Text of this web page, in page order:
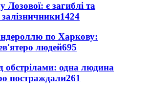
Лозової: є загиблі та
1424
по Харкову:
людей695
обстрілами: одна людина
постраждали261